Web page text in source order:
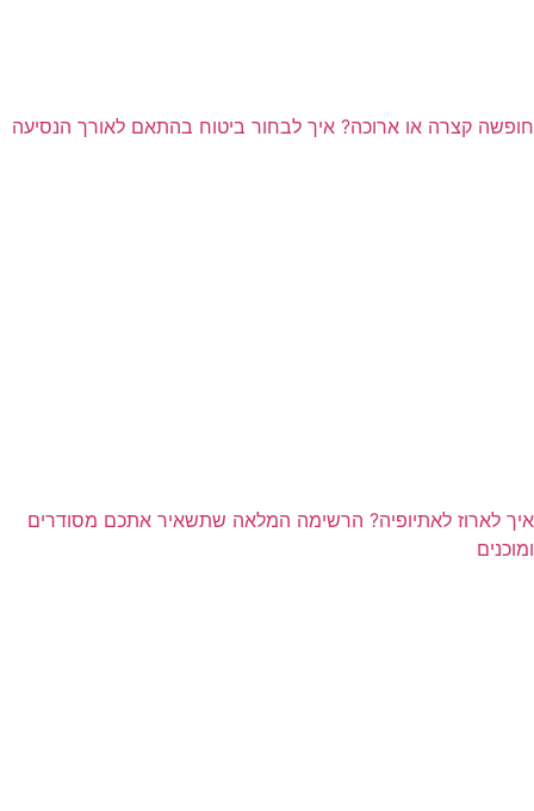
חופשה קצרה או ארוכה? איך לבחור ביטוח בהתאם לאורך הנסיעה
איך לארוז לאתיופיה? הרשימה המלאה שתשאיר אתכם מסודרים
ומוכנים